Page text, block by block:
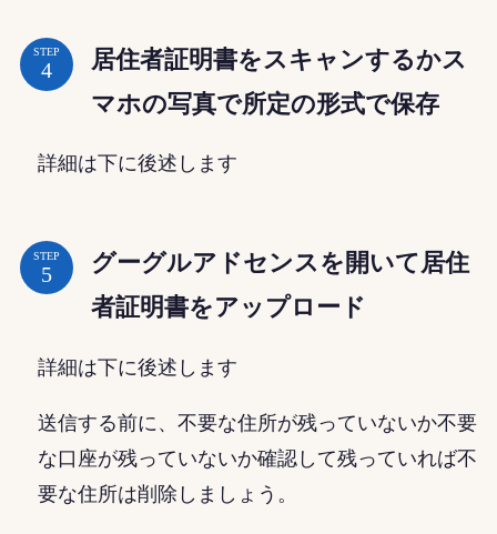
STEP
居住者証明書をスキャンするかス
マホの写真で所定の形式で保存
詳細は下に後述します
STEP
グーグルアドセンスを開いて居住
者証明書をアップロード
詳細は下に後述します
送信する前に、不要な住所が残っていないか不要
な口座が残っていないか確認して残っていれば不
要な住所は削除しましょう。